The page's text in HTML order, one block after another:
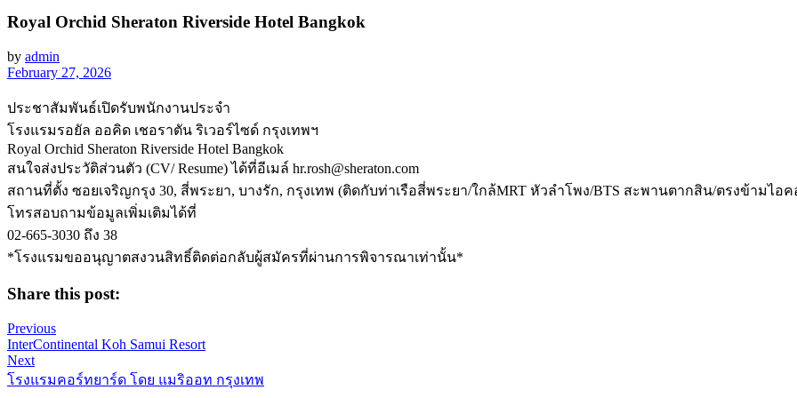
Royal Orchid Sheraton Riverside Hotel Bangkok
by admin
February 27, 2026
ประชาสัมพันธ์เปิดรับพนักงานประจำ
โรงแรมรอยัล ออคิด เชอราตัน ริเวอร์ไซด์ กรุงเทพฯ
Royal Orchid Sheraton Riverside Hotel Bangkok
สนใจส่งประวัติส่วนตัว (CV/ Resume) ได้ที่อีเมล์ hr.rosh@sheraton.com
สถานที่ตั้ง ซอยเจริญกรุง 30, สี่พระยา, บางรัก, กรุงเทพ (ติดกับท่าเรือสี่พระยา/ใกล้MRT หัวลำโพง/BTS สะพานตากสิน/ตรงข้ามไอ
โทรสอบถามข้อมูลเพิ่มเติมได้ที่
02-665-3030 ถึง 38
*โรงแรมขออนุญาตสงวนสิทธิ์ติดต่อกลับผู้สมัครที่ผ่านการพิจารณาเท่านั้น*
Share this post:
Previous
InterContinental Koh Samui Resort
Next
โรงแรมคอร์ทยาร์ด โดย แมริออท กรุงเทพ